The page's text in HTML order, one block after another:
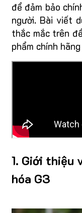
để đảm bảo
người. Bài viết
thắc mắc trên
phẩm chính
1. Giới thiệu
hóa G3